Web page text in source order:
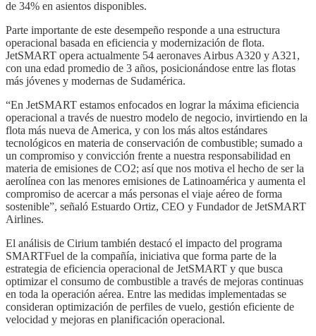
de 34% en asientos disponibles.
Parte importante de este desempeño responde a una estructura
operacional basada en eficiencia y modernización de flota.
JetSMART opera actualmente 54 aeronaves Airbus A320 y A321,
con una edad promedio de 3 años, posicionándose entre las flotas
más jóvenes y modernas de Sudamérica.
“En JetSMART estamos enfocados en lograr la máxima eficiencia
operacional a través de nuestro modelo de negocio, invirtiendo en la
flota más nueva de America, y con los más altos estándares
tecnológicos en materia de conservación de combustible; sumado a
un compromiso y convicción frente a nuestra responsabilidad en
materia de emisiones de CO2; así que nos motiva el hecho de ser la
aerolínea con las menores emisiones de Latinoamérica y aumenta el
compromiso de acercar a más personas el viaje aéreo de forma
sostenible”, señaló Estuardo Ortiz, CEO y Fundador de JetSMART
Airlines.
El análisis de Cirium también destacó el impacto del programa
SMARTFuel de la compañía, iniciativa que forma parte de la
estrategia de eficiencia operacional de JetSMART y que busca
optimizar el consumo de combustible a través de mejoras continuas
en toda la operación aérea. Entre las medidas implementadas se
consideran optimización de perfiles de vuelo, gestión eficiente de
velocidad y mejoras en planificación operacional.